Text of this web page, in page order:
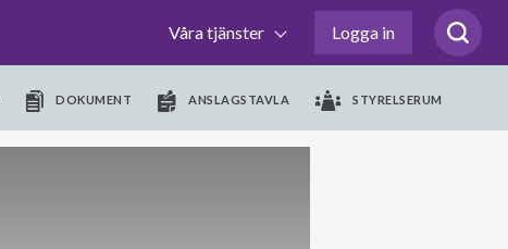
Våra tjänster Logga in
DOKUMENT ANSLAGSTAVLA STYRELSERUM